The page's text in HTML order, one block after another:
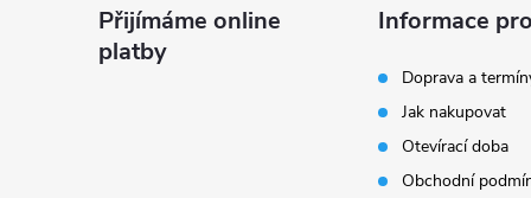
a
Přijímáme online
platby
Informace
Doprava a
Jak nakupovat
Otevírací doba
Obchodní